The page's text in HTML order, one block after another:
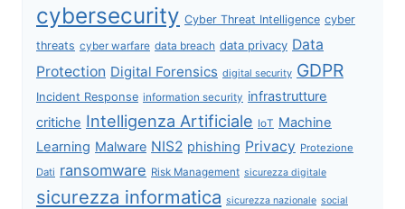
cybersecurity Cyber Threat Intelligence cyber
threats cyber warfare data breach data privacy Data
Protection Digital Forensics digital security GDPR
Incident Response information security infrastrutture
critiche Intelligenza Artificiale IoT Machine
Learning Malware NIS2 phishing Privacy Protezione
Dati ransomware Risk Management sicurezza digitale
sicurezza informatica sicurezza nazionale social